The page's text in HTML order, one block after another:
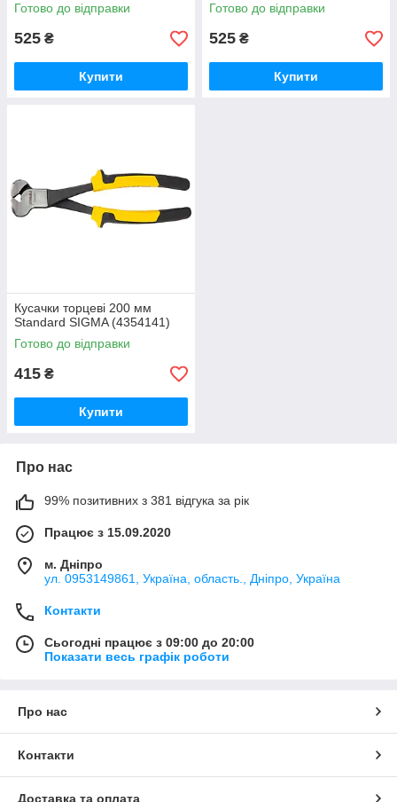
Готово до відправки
525 ₴
Купити
Готово до відправки
525 ₴
Купити
Кусачки торцеві 200 мм
Standard SIGMA (4354141)
Готово до відправки
415 ₴
Купити
Про нас
99% позитивних з 381 відгука за рік
Працює з 15.09.2020
м. Дніпро
ул. 0953149861, Україна, область., Дніпро, Україна
Контакти
Сьогодні працює з 09:00 до 20:00
Показати весь графік роботи
Про нас
Контакти
Доставка та оплата